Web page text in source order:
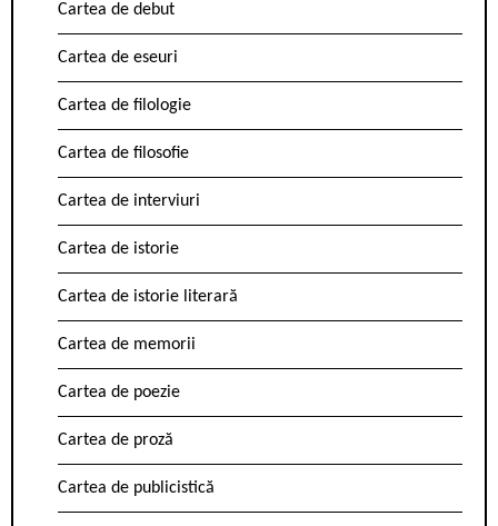
Cartea de debut
Cartea de eseuri
Cartea de filologie
Cartea de filosofie
Cartea de interviuri
Cartea de istorie
Cartea de istorie literară
Cartea de memorii
Cartea de poezie
Cartea de proză
Cartea de publicistică